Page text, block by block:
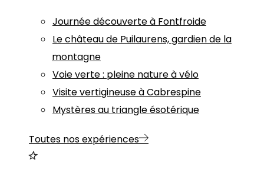
Journée découverte à Fontfroide
Le château de Puilaurens, gardien de la
montagne
Voie verte : pleine nature à vélo
Visite vertigineuse à Cabrespine
Mystères au triangle ésotérique
Toutes nos expériences